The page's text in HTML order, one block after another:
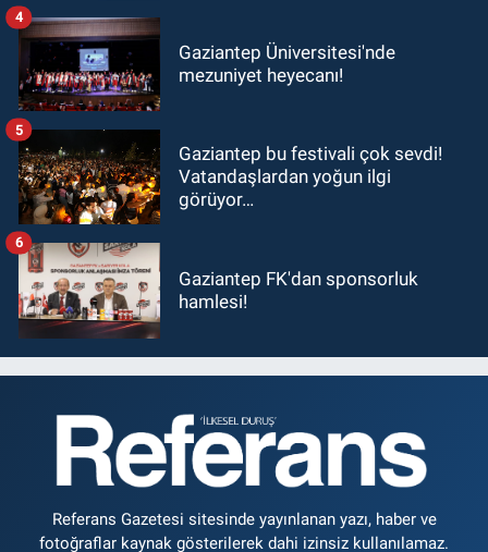
Gaziantep Üniversitesi'nde
mezuniyet heyecanı!
4
Gaziantep bu festivali çok sevdi!
Vatandaşlardan yoğun ilgi
görüyor…
5
Gaziantep FK'dan sponsorluk
hamlesi!
6
Referans Gazetesi sitesinde yayınlanan yazı, haber ve
fotoğraflar kaynak gösterilerek dahi izinsiz kullanılamaz.